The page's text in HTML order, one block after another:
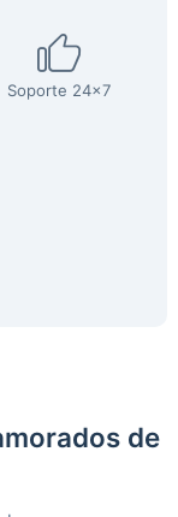
Soporte 24x7
de